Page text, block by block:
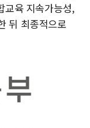
교육 지속가능성,
뒤 최종적으로